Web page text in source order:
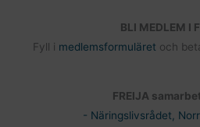
BLI MEDLEM I
Fyll i medlemsformuläret och
FREIJA
- Näringslivsrådet,